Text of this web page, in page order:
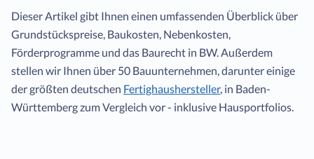
Dieser Artikel gibt Ihnen einen umfassenden Überblick über
Grundstückspreise, Baukosten, Nebenkosten,
Förderprogramme und das Baurecht in BW. Außerdem
stellen wir Ihnen über 50 Bauunternehmen, darunter einige
der größten deutschen Fertighaushersteller, in Baden-
Württemberg zum Vergleich vor - inklusive Hausportfolios.